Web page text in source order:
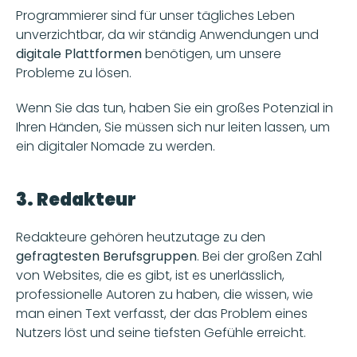
Programmierer sind für unser tägliches Leben
digitale Plattformen benötigen, um unsere
Probleme zu lösen.
Wenn Sie das tun, haben Sie ein großes Potenzial in
Ihren Händen, Sie müssen sich nur leiten lassen, um
ein digitaler Nomade zu werden.
3. Redakteur
gefragtesten Berufsgruppen. Bei der großen Zahl
von Websites, die es gibt, ist es unerlässlich,
professionelle Autoren zu haben, die wissen, wie
man einen Text verfasst, der das Problem eines
Nutzers löst und seine tiefsten Gefühle erreicht.